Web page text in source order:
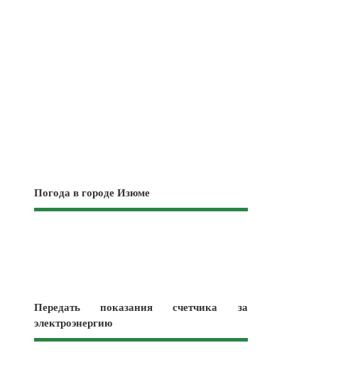
Погода в городе Изюме
Передать показания счетчика за
электроэнергию